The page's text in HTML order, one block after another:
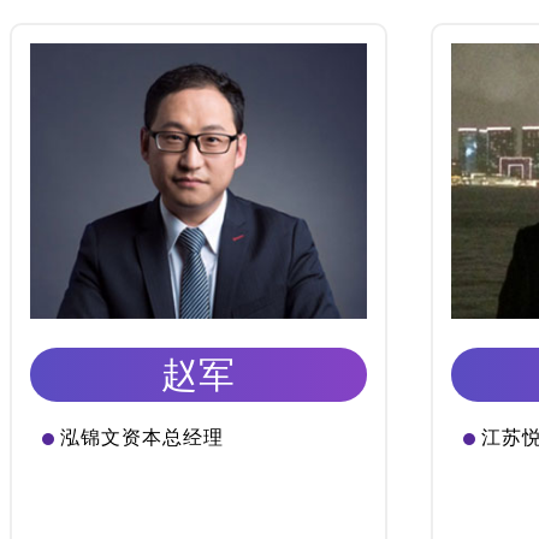
赵军
泓锦文资本总经理 江苏